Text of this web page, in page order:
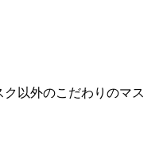
以外のこだわりのマス